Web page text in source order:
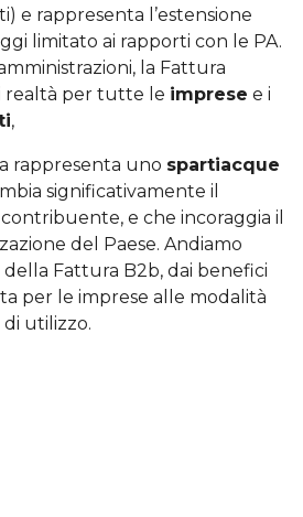
e rappresenta l’estensione
limitato ai rapporti con le PA.
la Fattura
realtà per tutte le imprese e i
,
rappresenta uno spartiacque
significativamente il
e che incoraggia il
del Paese. Andiamo
Fattura B2b, dai benefici
per le imprese alle modalità
utilizzo.